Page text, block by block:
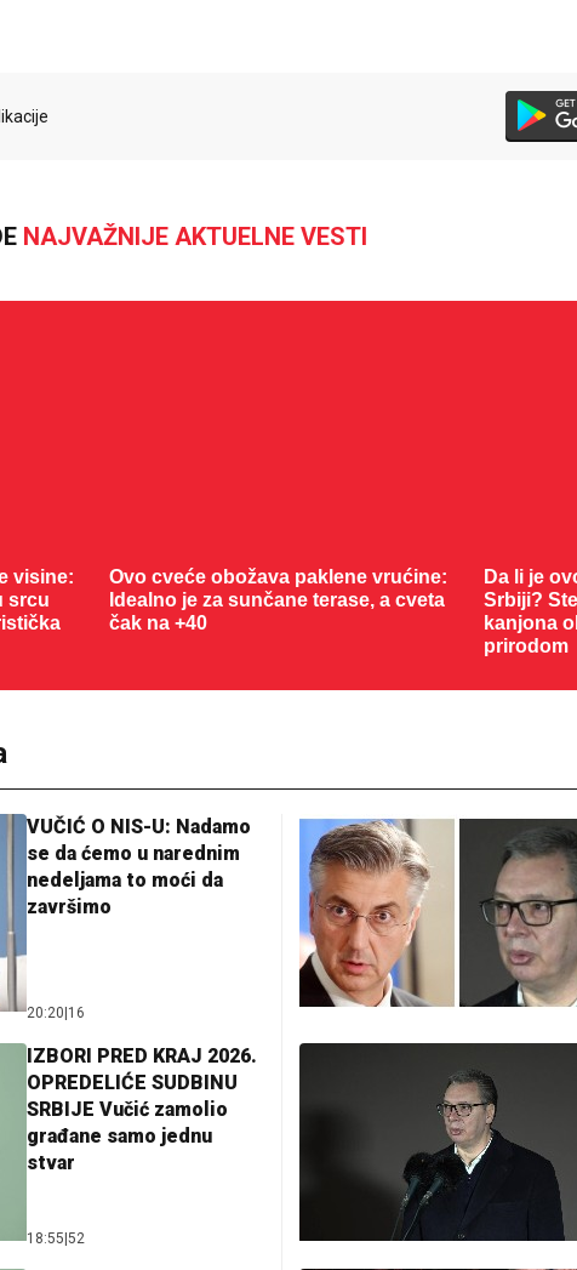
NAJVAŽNIJE AKTUELNE VESTI
visine:
srcu
Ovo cveće obožava paklene vrućine:
Idealno je za sunčane terase, a cveta
čak na +40
Da li je
Srbiji?
kanjona
prirodom
VUČIĆ O NIS-U: Nadamo
se da ćemo u narednim
nedeljama to moći da
završimo
20:20 16
IZBORI PRED KRAJ 2026.
OPREDELIĆE SUDBINU
SRBIJE Vučić zamolio
građane samo jednu
stvar
18:55 52